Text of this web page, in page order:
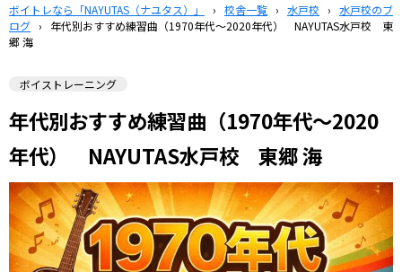
ボイトレなら「NAYUTAS（ナユタス）」 › 校舎一覧 › 水戸校 › 水戸校のブ
ログ ›
年代別おすすめ練習曲（1970年代〜2020年代） NAYUTAS水戸校 東
郷 海
ボイストレーニング
年代別おすすめ練習曲（1970年代〜2020
年代） NAYUTAS水戸校 東郷 海